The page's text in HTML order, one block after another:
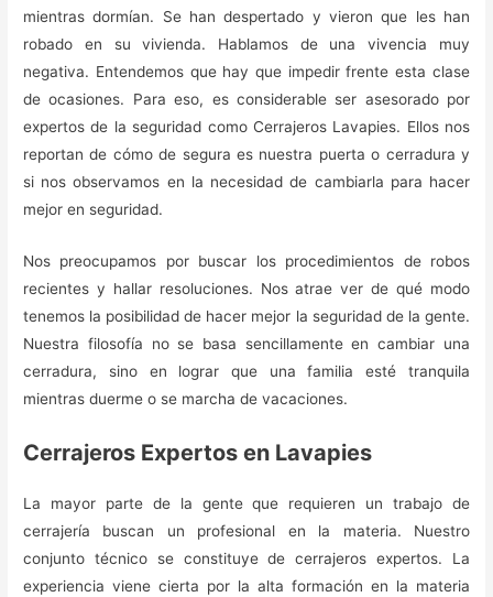
mientras dormían. Se han despertado y vieron que les han
robado en su vivienda. Hablamos de una vivencia muy
negativa. Entendemos que hay que impedir frente esta clase
de ocasiones. Para eso, es considerable ser asesorado por
expertos de la seguridad como Cerrajeros Lavapies. Ellos nos
reportan de cómo de segura es nuestra puerta o cerradura y
si nos observamos en la necesidad de cambiarla para hacer
mejor en seguridad.
Nos preocupamos por buscar los procedimientos de robos
recientes y hallar resoluciones. Nos atrae ver de qué modo
tenemos la posibilidad de hacer mejor la seguridad de la gente.
Nuestra filosofía no se basa sencillamente en cambiar una
cerradura, sino en lograr que una familia esté tranquila
mientras duerme o se marcha de vacaciones.
Cerrajeros Expertos en Lavapies
La mayor parte de la gente que requieren un trabajo de
cerrajería buscan un profesional en la materia. Nuestro
conjunto técnico se constituye de cerrajeros expertos. La
experiencia viene cierta por la alta formación en la materia